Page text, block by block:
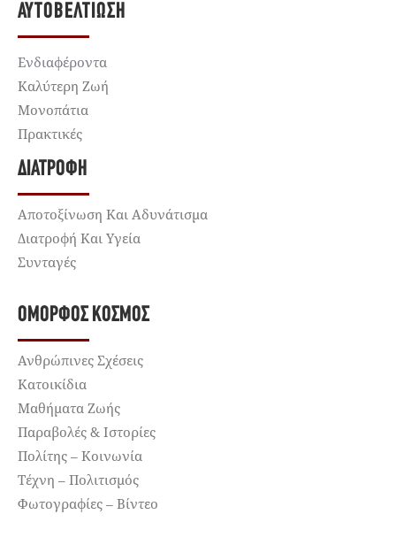
ΑΥΤΟΒΕΛΤΊΩΣΗ
Ενδιαφέροντα
Καλύτερη Ζωή
Μονοπάτια
Πρακτικές
ΔΙΑΤΡΟΦΉ
Αποτοξίνωση Και Αδυνάτισμα
Διατροφή Και Υγεία
Συνταγές
ΌΜΟΡΦΟΣ ΚΌΣΜΟΣ
Ανθρώπινες Σχέσεις
Κατοικίδια
Μαθήματα Ζωής
Παραβολές & Ιστορίες
Πολίτης – Κοινωνία
Τέχνη – Πολιτισμός
Φωτογραφίες – Βίντεο